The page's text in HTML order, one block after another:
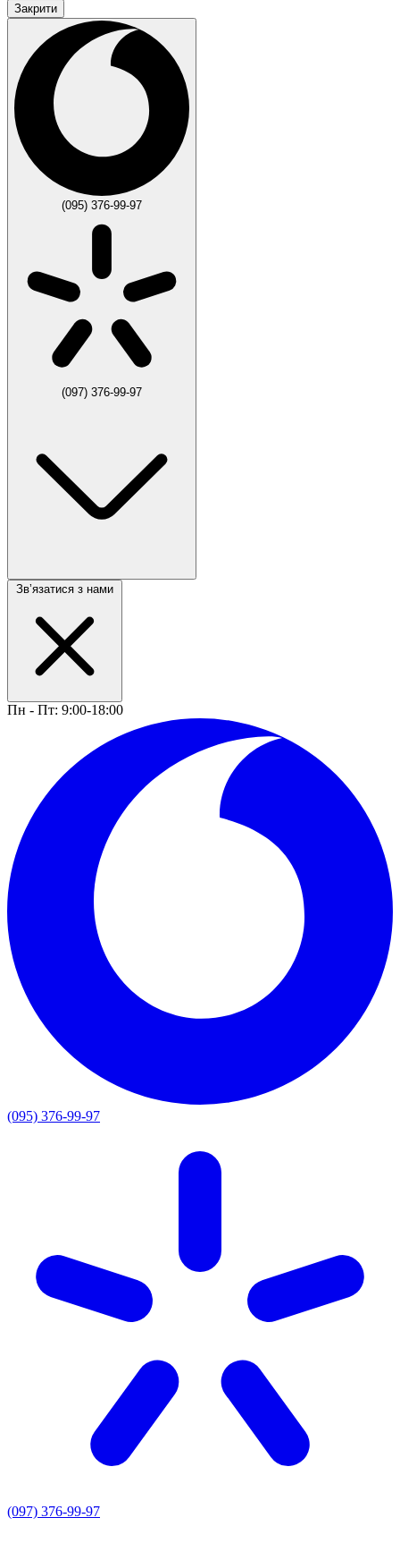
Закрити
(095) 376-99-97
(097) 376-99-97
Звʼязатися з нами
Пн - Пт: 9:00-18:00
(095) 376-99-97
(097) 376-99-97